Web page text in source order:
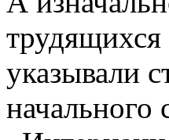
указывали
начального